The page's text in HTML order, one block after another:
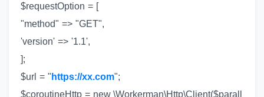
$requestOption = [
"method" => "GET",
'version' => '1.1',
];
$url = " https://xx.com";
$coroutineHttp = new \Workerman\Http\Client($parall